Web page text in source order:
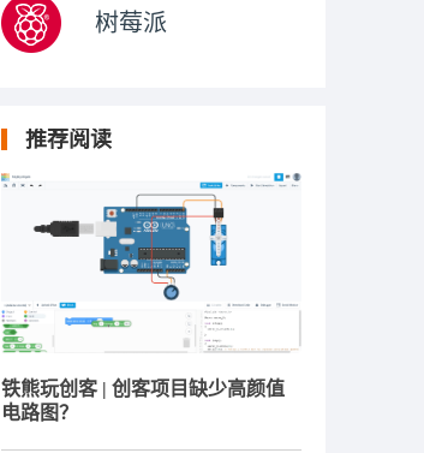
树莓派
推荐阅读
铁熊玩创客 | 创客项目缺少高颜值
电路图？